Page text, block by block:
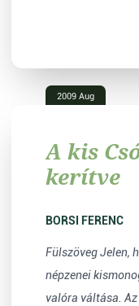
2009 Aug
A kis
kerítve
BORSI FERENC
Fülszöveg Jelen,
népzenei
valóra váltása. Az